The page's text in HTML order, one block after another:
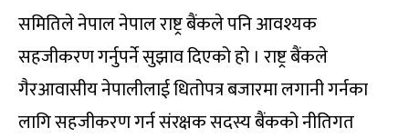
समितिले नेपाल नेपाल राष्ट्र बैंकले पनि आवश्यक
सहजीकरण गर्नुपर्ने सुझाव दिएको हो । राष्ट्र बैंकले
गैरआवासीय नेपालीलाई धितोपत्र बजारमा लगानी गर्नका
लागि सहजीकरण गर्न संरक्षक सदस्य बैंकको नीतिगत